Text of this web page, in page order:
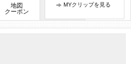
MYクリップを見る
地図
クーポン
お知らせ 口コミ